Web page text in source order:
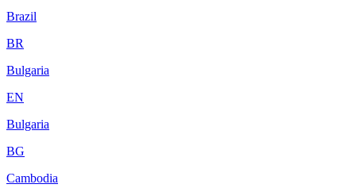
Brazil
BR
Bulgaria
EN
Bulgaria
BG
Cambodia